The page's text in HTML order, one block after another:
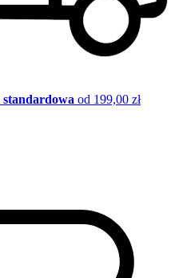
standardowa od 199,00 zł